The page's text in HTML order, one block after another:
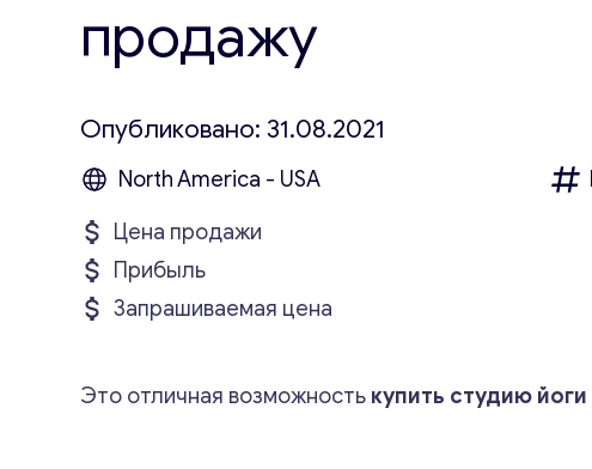
продажу
Опубликовано: 31.08.2021
North America - USA
Цена продажи
Прибыль
Запрашиваемая цена
Это отличная возможность купить студию